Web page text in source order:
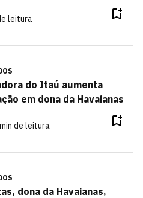
leitura
do Itaú aumenta
em dona da Havaianas
de leitura
dona da Havaianas,